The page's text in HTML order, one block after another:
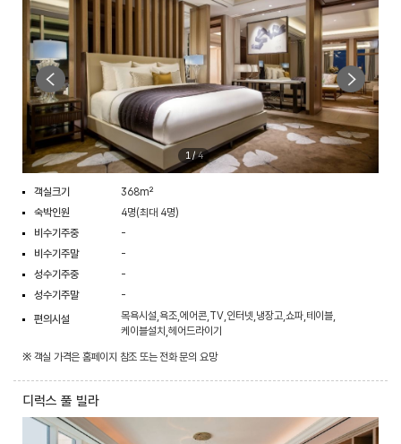
1 /4
객실크기
368m²
숙박인원
4명(최대 4명)
비수기주중
-
비수기주말
-
성수기주중
-
성수기주말
-
편의시설
목욕시설,욕조,에어콘,TV,인터넷,냉장고,쇼파,테이블,
케이블설치,헤어드라이기
※ 객실 가격은 홈페이지 참조 또는 전화 문의 요망
디럭스 풀 빌라